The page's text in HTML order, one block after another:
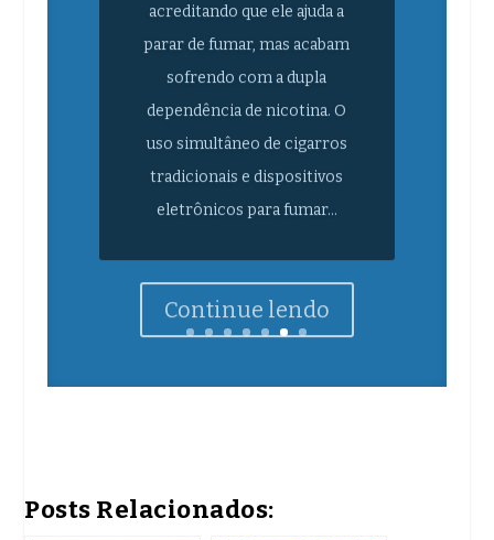
parar de fumar, mas acabam
sofrendo com a dupla
dependência de nicotina. O
uso simultâneo de cigarros
tradicionais e dispositivos
eletrônicos para fumar...
Continue lendo
Posts Relacionados: